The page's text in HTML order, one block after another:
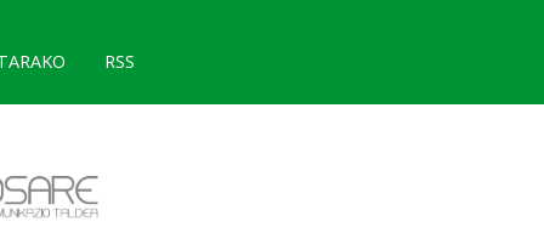
RSS